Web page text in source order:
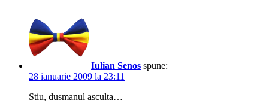
Iulian Senos spune:
28 ianuarie 2009 la 23:11
Stiu, dusmanul asculta…